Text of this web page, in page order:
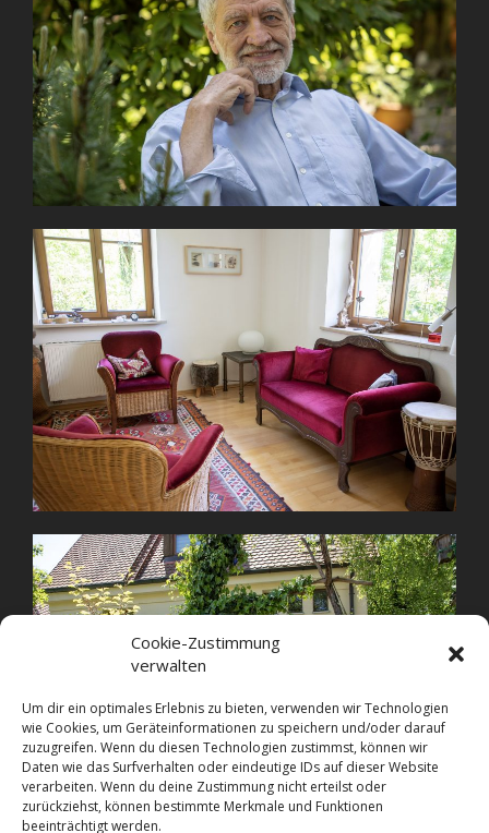
Cookie-Zustimmung
verwalten
Um dir ein optimales Erlebnis zu bieten, verwenden wir Technologien
wie Cookies, um Geräteinformationen zu speichern und/oder darauf
zuzugreifen. Wenn du diesen Technologien zustimmst, können wir
Daten wie das Surfverhalten oder eindeutige IDs auf dieser Website
verarbeiten. Wenn du deine Zustimmung nicht erteilst oder
zurückziehst, können bestimmte Merkmale und Funktionen
beeinträchtigt werden.